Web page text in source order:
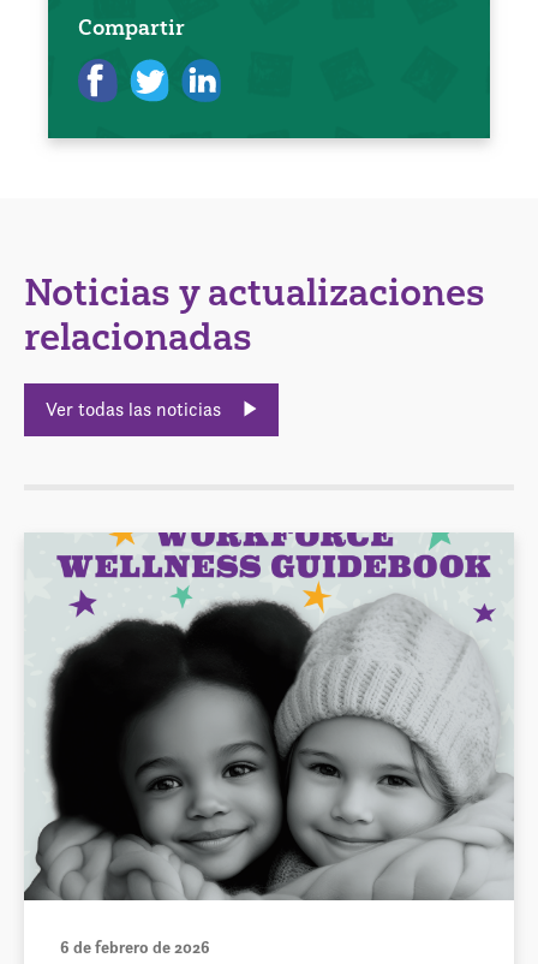
Compartir
Noticias y actualizaciones
relacionadas
Ver todas las noticias
6 de febrero de 2026